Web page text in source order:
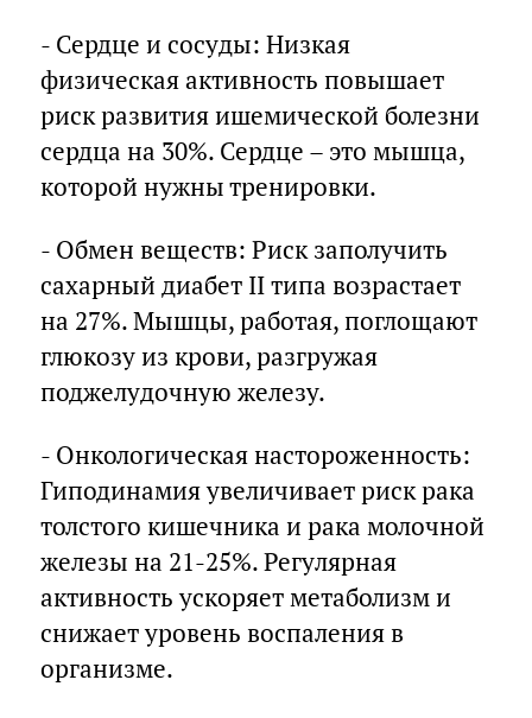
- Сердце и сосуды: Низкая
физическая активность повышает
риск развития ишемической болезни
сердца на 30%. Сердце – это мышца,
которой нужны тренировки.
- Обмен веществ: Риск заполучить
сахарный диабет II типа возрастает
на 27%. Мышцы, работая, поглощают
глюкозу из крови, разгружая
поджелудочную железу.
- Онкологическая настороженность:
Гиподинамия увеличивает риск рака
толстого кишечника и рака молочной
железы на 21-25%. Регулярная
активность ускоряет метаболизм и
снижает уровень воспаления в
организме.